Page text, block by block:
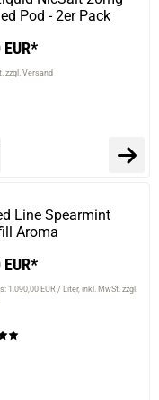
Pod - 2er Pack
zzgl. Versand
Line Spearmint
Aroma
1.090,00 EUR / Liter inkl. MwSt. zzgl.